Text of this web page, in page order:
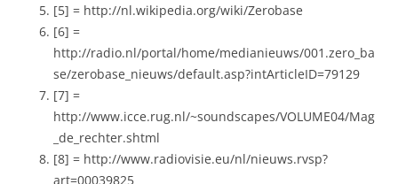
[5] = http://nl.wikipedia.org/wiki/Zerobase
[6] =
http://radio.nl/portal/home/medianieuws/001.zero_ba
se/zerobase_nieuws/default.asp?intArticleID=79129
[7] =
http://www.icce.rug.nl/~soundscapes/VOLUME04/Mag
_de_rechter.shtml
[8] = http://www.radiovisie.eu/nl/nieuws.rvsp?
art=00039825